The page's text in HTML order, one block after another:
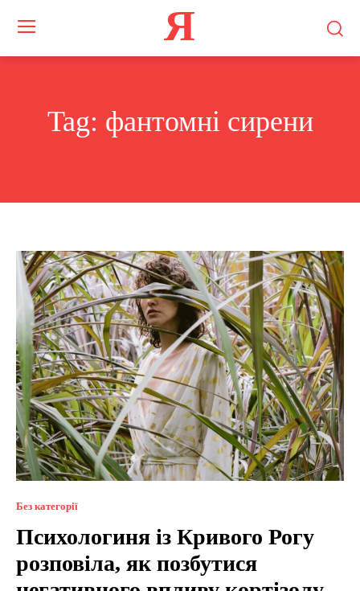
Я
Tag: фантомні сирени
Без категорії
Психологиня із Кривого Рогу
розповіла, як позбутися